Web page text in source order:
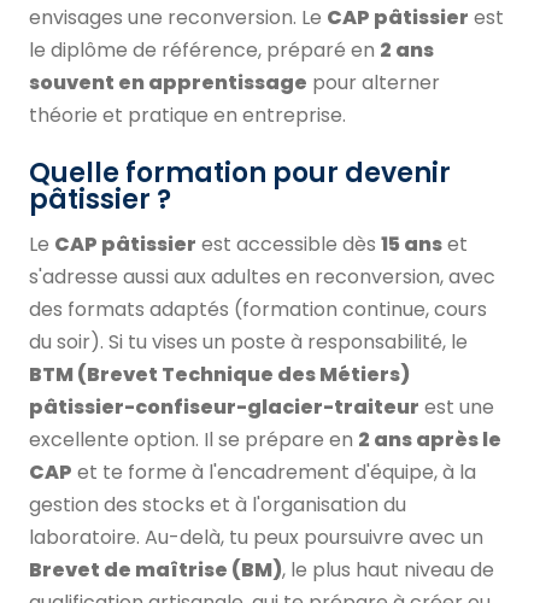
envisages une reconversion. Le CAP pâtissier est
le diplôme de référence, préparé en 2 ans
souvent en apprentissage pour alterner
théorie et pratique en entreprise.
Quelle formation pour devenir
pâtissier ?
Le CAP pâtissier est accessible dès 15 anset
s'adresse aussi aux adultes en reconversion, avec
des formats adaptés (formation continue, cours
du soir). Si tu vises un poste à responsabilité, le
BTM (Brevet Technique des Métiers)
pâtissier-confiseur-glacier-traiteur est une
excellente option. Il se prépare en 2 ans après le
CAP et te forme à l'encadrement d'équipe, à la
gestion des stocks et à l'organisation du
laboratoire. Au-delà, tu peux poursuivre avec un
Brevet de maîtrise (BM), le plus haut niveau de